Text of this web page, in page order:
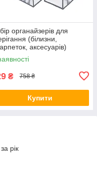
органайзерів для
(білизни,
аксесуарів)
HA3115
₴ 758 ₴
Купити
рік